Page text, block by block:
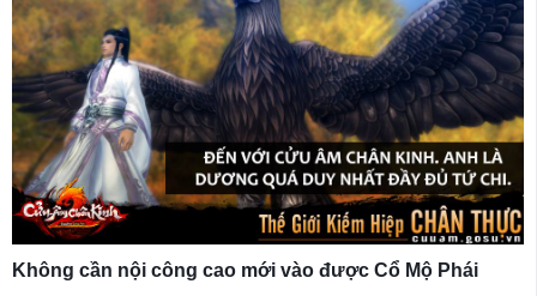
Không cần nội công cao mới vào được Cổ Mộ Phái